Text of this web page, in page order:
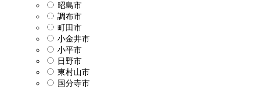
昭島市
調布市
町田市
小金井市
小平市
日野市
東村山市
国分寺市